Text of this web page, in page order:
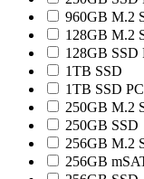
960GB M.2
128GB M.2
128GB SSD
1TB SSD
1TB SSD
250GB M.2
250GB SSD
256GB M.2
256GB